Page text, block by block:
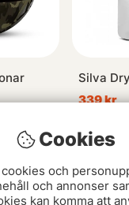
Silva
339 kr
Cookies
och
och annonser
kan komma att